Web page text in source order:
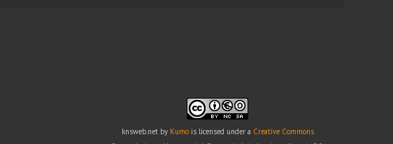
knsweb.netby Kumois licensed under a Creative Commons